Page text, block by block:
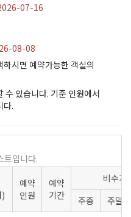
07-16
08-08
시면 예약가능한 객실의
수 있습니다. 기준 인원에서
다.
트입니다.
예약
인원
예약
기간
비수기
주중
주말